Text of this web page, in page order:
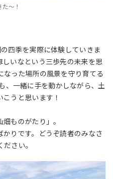
～！
四季を実際に体験していきま
いなという三歩先の未来を思
った場所の風景を守り育てる
一緒に手を動かしながら、土
うと思います！
ものがたり」。
りです。どうぞ読者のみなさ
さい。